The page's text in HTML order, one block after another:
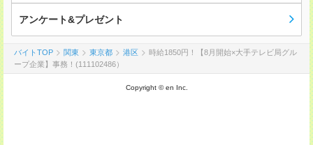
アンケート&プレゼント
バイトTOP 関東 東京都 港区
時給1850円！【8月開始×大手テレビ局グル
ープ企業】事務！(111102486）
Copyright © en Inc.